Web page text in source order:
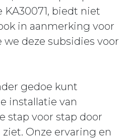
biedt niet
in aanmerking voor
deze subsidies voor
gedoe kunt
installatie van
stap voor stap door
Onze ervaring en